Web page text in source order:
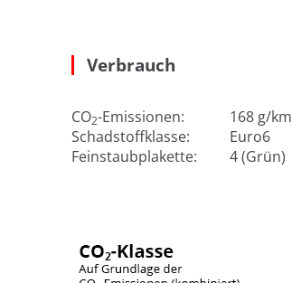
Verbrauch
CO2-Emissionen:
168 g/km
Schadstoffklasse:
Euro6
Feinstaubplakette:
4 (Grün)